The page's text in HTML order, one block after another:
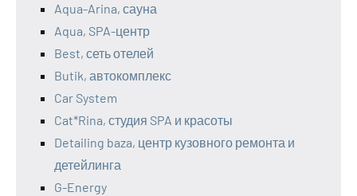
Aqua-Arina, сауна
Aqua, SPA-центр
Best, сеть отелей
Butik, автокомплекс
Car System
Cat*Rina, студия SPA и красоты
Detailing baza, центр кузовного ремонта и
детейлинга
G-Energy